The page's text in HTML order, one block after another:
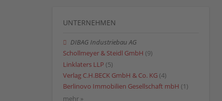
UNTERNEHMEN
DIBAG Industriebau AG
Schollmeyer & Steidl GmbH (9)
Linklaters LLP (5)
Verlag C.H.BECK GmbH & Co. KG (4)
Berlinovo Immobilien Gesellschaft mbH (1)
mehr »